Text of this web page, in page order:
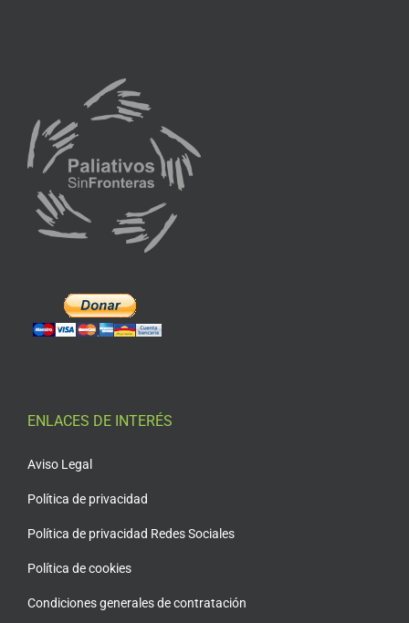
ENLACES DE INTERÉS
Aviso Legal
Política de privacidad
Política de privacidad Redes Sociales
Política de cookies
Condiciones generales de contratación